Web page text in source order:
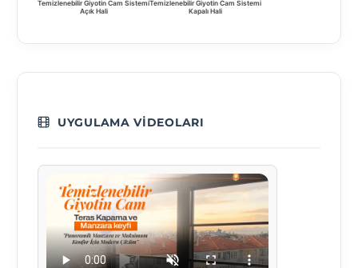
Temizlenebilir Giyotin Cam Sistemi
Açık Hali
Temizlenebilir Giyotin Cam Sistemi
Kapalı Hali
UYGULAMA VIDEOLARI